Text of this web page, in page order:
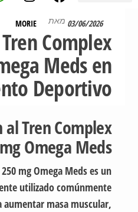
03/06/2026מאת MORIE
Tren Complex
Meds en
Deportivo
al Tren Complex
mg Omega Meds
250 mg Omega Meds es un
utilizado comúnmente
aumentar masa muscular,